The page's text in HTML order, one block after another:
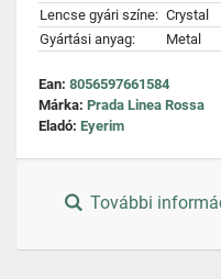
Lencse gyári színe: Crystal
Gyártási anyag:
Metal
Ean: 8056597661584
Márka: Prada Linea Rossa
Eladó: Eyerim
További